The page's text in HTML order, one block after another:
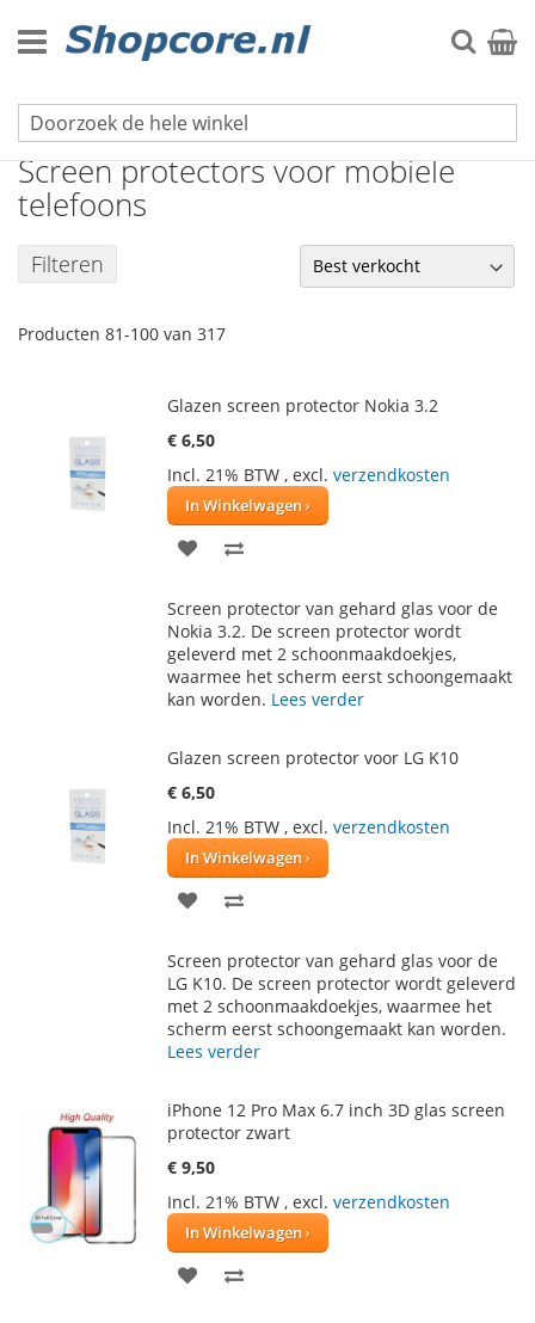
naar
de
Zoek
Mobiel & Tablet accessoires
Screen protectors voor mobiele
telefoons
Filteren
Producten 81-100 van 317
Glazen screen protector Nokia 3.2
€ 6,50
Incl. 21% BTW , excl. verzendkosten
In Winkelwagen
VOEG
AAN
VERLANGLIJST
TE
VERGELIJKEN
Screen protector van gehard glas voor de
Nokia 3.2. De screen protector wordt
geleverd met 2 schoonmaakdoekjes,
waarmee het scherm eerst schoongemaakt
kan worden. Lees verder
Glazen screen protector voor LG K10
€ 6,50
Incl. 21% BTW , excl. verzendkosten
In Winkelwagen
VOEG
AAN
VERLANGLIJST
TE
VERGELIJKEN
Screen protector van gehard glas voor de
LG K10. De screen protector wordt geleverd
met 2 schoonmaakdoekjes, waarmee het
scherm eerst schoongemaakt kan worden.
Lees verder
iPhone 12 Pro Max 6.7 inch 3D glas screen
protector zwart
€ 9,50
Incl. 21% BTW , excl. verzendkosten
In Winkelwagen
VOEG